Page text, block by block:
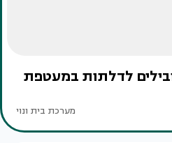
לדלתות במעטפת
מערכת בית ונוי